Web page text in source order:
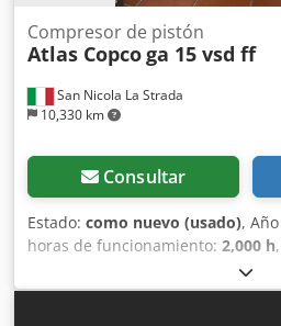
San Nicola La Strada
10,330 km
Compresor de pistón
Atlas Copcoga 15 vsd ff
Consultar
Estado: como nuevo (usado),
horas de funcionamiento: 2,000 h
condiciones como nuevo
solo 2000 horas de uso. Somos
Precio de lista (nuevo): 32.074